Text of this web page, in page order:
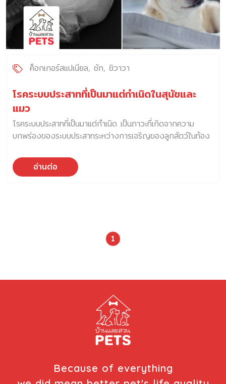
เลี้ยง (Legg-Calve-Perthes Disease) โดยการรวมนาย
แพทย์ 3 คนที่ค้นพบโรคนี้ขึ้นในเวลาใกล้เคียงกันใน ค.ศ. 1910
สาเหตุการเกิดโรค สาเหตุที่แท้จริงของการเกิดโรคยังไม่เป็นที่
ทราบแน่ชัด แต่มีการศึกษาถึงสาเหตุอาจจะเกิดจากมีการรบกวน
ขัดขวางการไหลเวียนเลือดจากการอุดตันของก้อนเลือดที่แข็ง
สภาพลง ซึ่งอาจนำไปสู่การหักของกระดูกเป็นชิ้นเล็ก ๆ และเมื่อ
เวลาผ่านไปจะมีการพัฒนาของเยื่อไฟบรัส (Fibrous tissue)
[…]
ค็อกเกอร์สแปเนียล ชัก ชิวาวา
โรคระบบประสาทที่เป็นมาแต่กำเนิดในสุนัขและ
แมว
โรคระบบประสาทที่เป็นมาแต่กำเนิด เป็นภาวะที่เกิดจากความ
บกพร่องของระบบประสาทระหว่างการเจริญของลูกสัตว์ในท้อง
อ่านต่อ
1
Because of everything